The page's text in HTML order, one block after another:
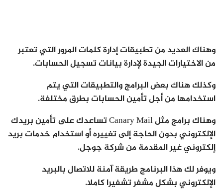
وهناك العديد من تطبيقاتإدارة كلمات المرور التي تعتبر
من الاختيارات الجيدة لإدارة بيانات تسجيل الحسابات.
وكذلك هناك بعض البرامج والتطبيقات التي يتم
استخدامها من أجل تأمين الحسابات بطرق مختلفة.
وهناك برامج مثل Canary Mail تساعدك على تأمين بريدك
الإلكتروني بدون الحاجة إلى تغييره أو استخدام خدمات بريد
إلكتروني غير المقدمة من شركة جوجل.
ويوفر لك هذا البرنامج طريقة آمنة للاتصال بالبريد
الإلكتروني بشكل مشفر تشفيرا كاملا.